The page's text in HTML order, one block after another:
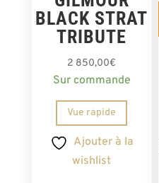
BLACK STRAT
TRIBUTE
2 850,00€
Sur commande
Vue rapide
Ajouter à la
wishlist